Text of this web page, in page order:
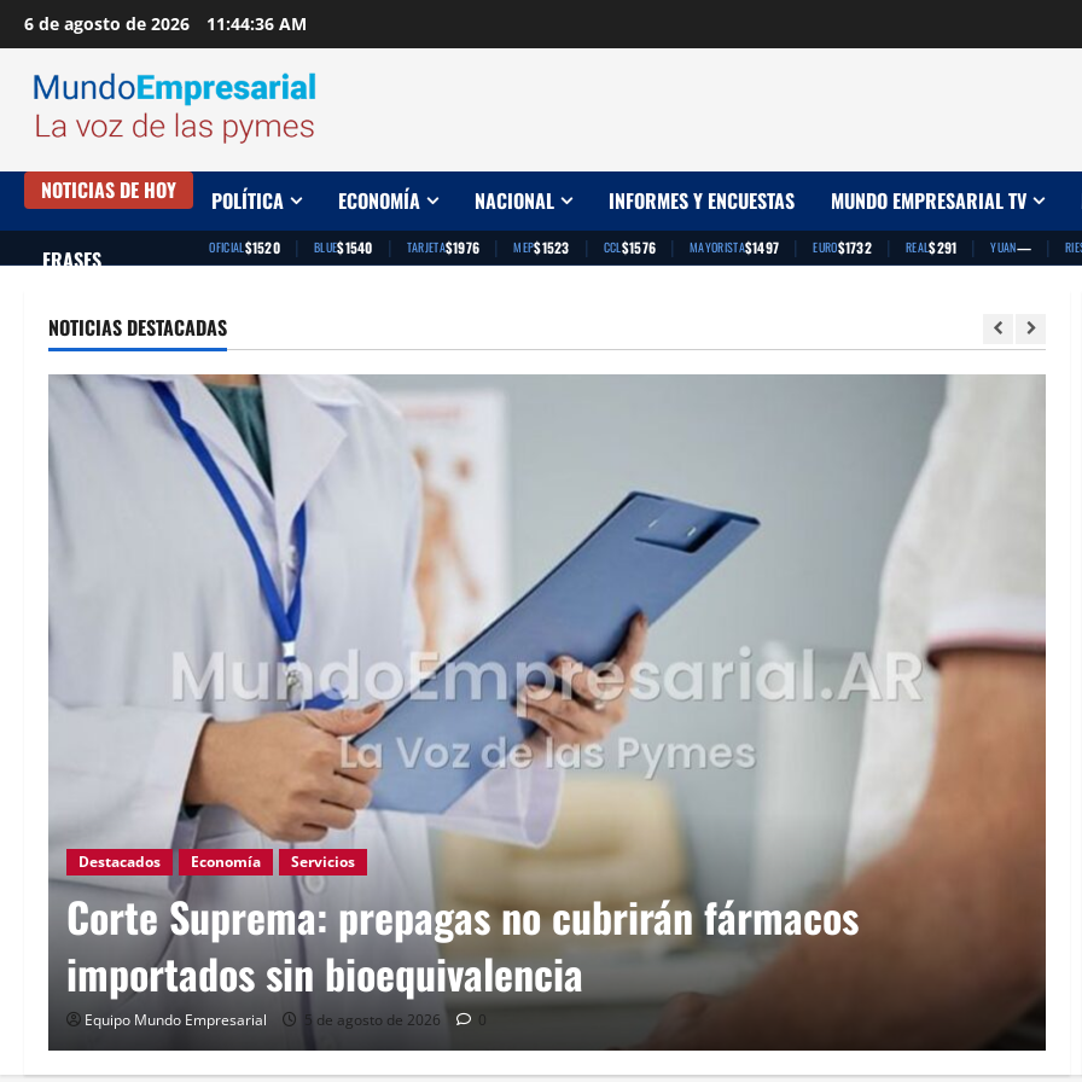
Saltar
al
contenido
6 de agosto de 2026 11:44:37 AM
NOTICIAS DE HOY POLÍTICA ECONOMÍA NACIONAL INFORMES Y ENCUESTAS MUNDO EMPRESARIAL TV
FRASES OFICIAL$1520 | BLUE$1540 | TARJETA$1976 | MEP$1523 | CCL$1576 | MAYORISTA$1497 | EURO$1732 | REAL$291 | YUAN— |
NOTICIAS DESTACADAS
Destacados Economía Servicios
Corte Suprema: prepagas no cubrirán fármacos
importados sin bioequivalencia
Equipo Mundo Empresarial 5 de agosto de 2026 0